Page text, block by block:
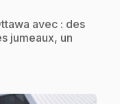
avec : des
jumeaux, un